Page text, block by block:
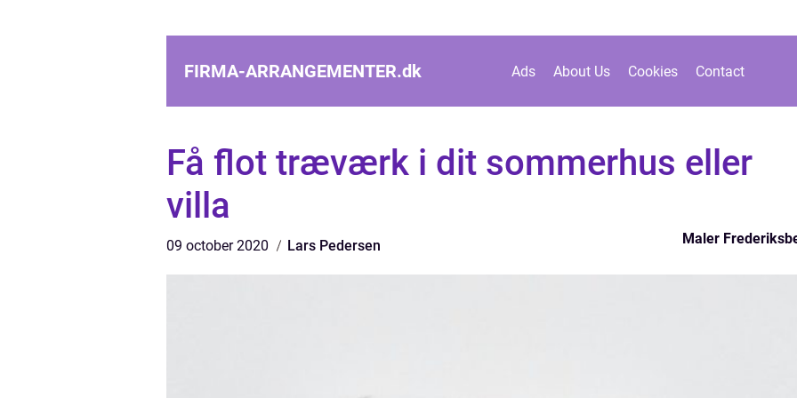
FIRMA-ARRANGEMENTER.dk Ads About Us Cookies Contact
Få flot træværk i dit sommerhus eller
villa
09 october 2020 Lars Pedersen Maler